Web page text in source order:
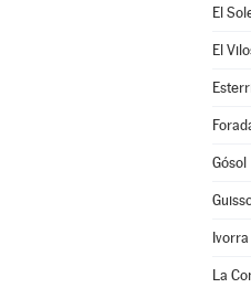
El
El
Gósol
Ivorra
La